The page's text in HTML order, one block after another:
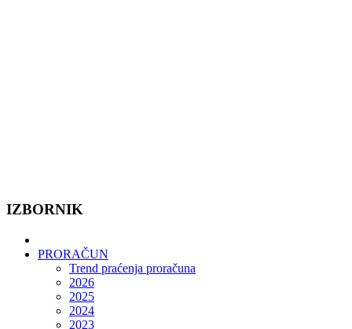
IZBORNIK
PRORAČUN
Trend praćenja proračuna
2026
2025
2024
2023